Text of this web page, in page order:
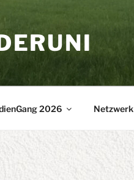
2026 Netzwerk